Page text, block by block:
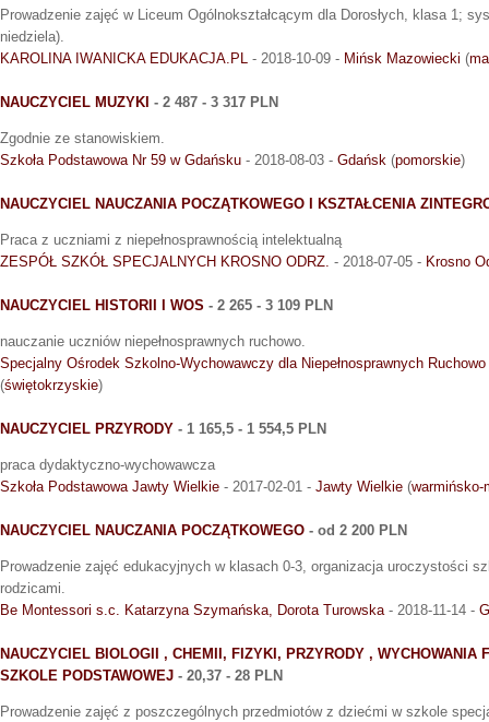
Prowadzenie zajęć w Liceum Ogólnokształcącym dla Dorosłych, klasa 1;
niedziela).
KAROLINA IWANICKA EDUKACJA.PL - 2018-10-09 - Mińsk Mazowiecki (
NAUCZYCIEL MUZYKI - 2 487 - 3 317 PLN
Zgodnie ze stanowiskiem.
Szkoła Podstawowa Nr 59 w Gdańsku - 2018-08-03 - Gdańsk (pomorskie)
NAUCZYCIEL NAUCZANIA POCZĄTKOWEGO I KSZTAŁCENIA
Praca z uczniami z niepełnosprawnością intelektualną
ZESPÓŁ SZKÓŁ SPECJALNYCH KROSNO ODRZ. - 2018-07-05 - Krosno
NAUCZYCIEL HISTORII I WOS - 2 265 - 3 109 PLN
nauczanie uczniów niepełnosprawnych ruchowo.
Specjalny Ośrodek Szkolno-Wychowawczy dla Niepełnosprawnych Ruchowo
(świętokrzyskie)
NAUCZYCIEL PRZYRODY - 1 165,5 - 1 554,5 PLN
praca dydaktyczno-wychowawcza
Szkoła Podstawowa Jawty Wielkie - 2017-02-01 - Jawty Wielkie (warmińsko-
NAUCZYCIEL NAUCZANIA POCZĄTKOWEGO - od 2 200 PLN
Prowadzenie zajęć edukacyjnych w klasach 0-3, organizacja uroczystości
rodzicami.
Be Montessori s.c. Katarzyna Szymańska, Dorota Turowska- 2018-11-14 -
NAUCZYCIEL BIOLOGII , CHEMII, FIZYKI, PRZYRODY , WYCHOWANIA
SZKOLE PODSTAWOWEJ - 20,37 - 28 PLN
Prowadzenie zajęć z poszczególnych przedmiotów z dziećmi w szkole